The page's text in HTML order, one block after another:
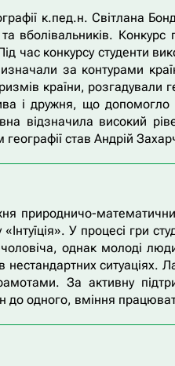
к.пед.н. Світлана
вболівальників.
час конкурсу студенти
за контурами
країни, розгадували
і дружня, що
відзначила високий
став Андрій
природничо-
У процесі гри
однак молоді
нестандартних
За активну
до одного, вміння